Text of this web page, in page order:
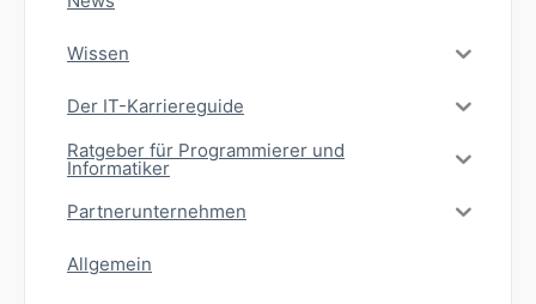
Wissen
Der IT-Karriereguide
Ratgeber für Programmierer und
Informatiker
Partnerunternehmen
Allgemein